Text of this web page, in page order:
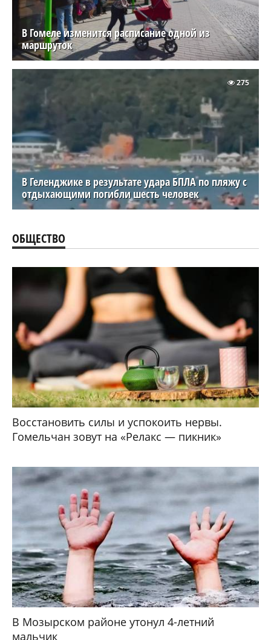
В Гомеле изменится расписание одной из
маршруток
В Геленджике в результате удара БПЛА по пляжу с
отдыхающими погибли шесть человек
275
ОБЩЕСТВО
Восстановить силы и успокоить нервы.
Гомельчан зовут на «Релакс — пикник»
В Мозырском районе утонул 4-летний
мальчик